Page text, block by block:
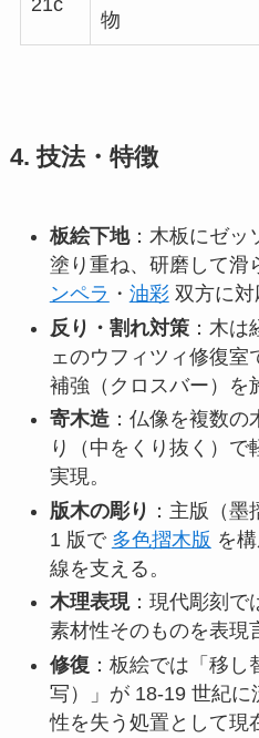
21c
物
4. 技法・特徴
板絵下地：木板にゼッ
塗り重ね、研磨して滑
ンペラ ・ 油彩双方に対
反り・割れ対策：木は
ェのウフィツィ修復
補強（クロスバー）を
寄木造：仏像を複数の
り（中をくり抜く）で
実現。
版木の彫り ：主版（
1 版で 多色摺木版 を
線を支える。
木理表現：現代彫刻で
素材性そのものを表現
修復 ：板絵では「移
写）」が 18-19 世紀
性を失う処置として現